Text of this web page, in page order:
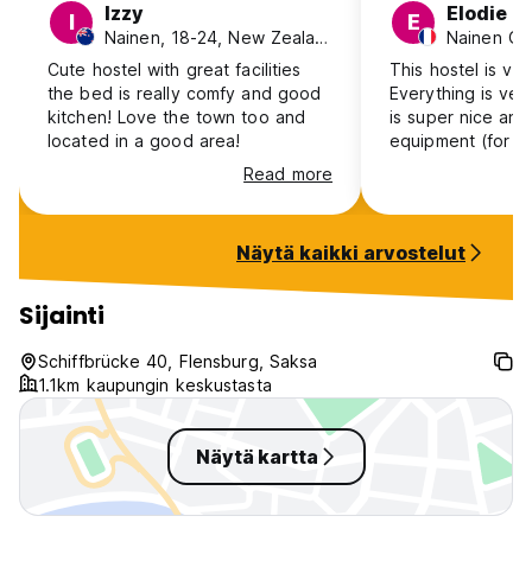
I Izzy
Nainen, 18-24, New Zealand
Cute hostel with great facilities
the bed is really comfy and good
kitchen! Love the town too and
located in a good area!
Read more
E Elodie
This hostel is
Everything is
is super nice
equipment (for
only one night,
common space
padlocks for
Näytä kaikki arvostelut
Sijainti
Schiffbrücke 40, Flensburg, Saksa
1.1km kaupungin keskustasta
Näytä kartta